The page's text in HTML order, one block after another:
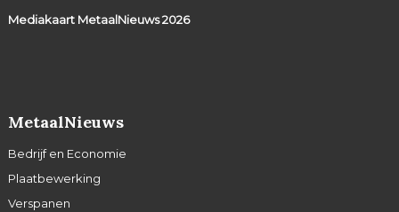
Mediakaart MetaalNieuws2026
MetaalNieuws
Bedrijf en Economie
Plaatbewerking
Verspanen